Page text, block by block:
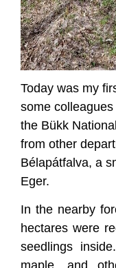
Today was my
some
the Bükk
from other
Bélapátfalva, a
Eger.
In the nearby
hectares were
seedlings
maple, and